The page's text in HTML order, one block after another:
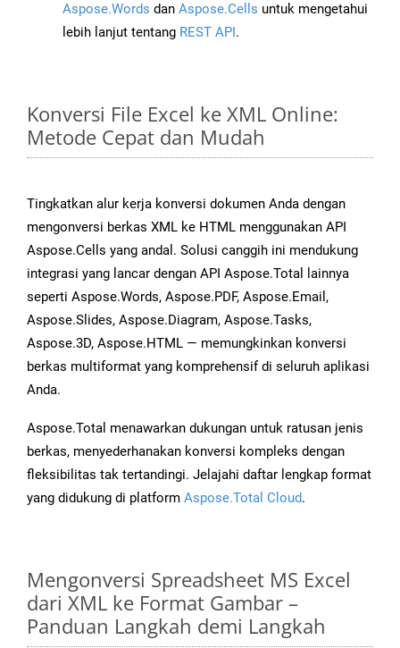
Aspose.Words dan Aspose.Cells untuk mengetahui
lebih lanjut tentang REST API.
Konversi File Excel ke XML Online:
Metode Cepat dan Mudah
Tingkatkan alur kerja konversi dokumen Anda dengan
mengonversi berkas XML ke HTML menggunakan API
Aspose.Cells yang andal. Solusi canggih ini mendukung
integrasi yang lancar dengan API Aspose.Total lainnya
seperti Aspose.Words, Aspose.PDF, Aspose.Email,
Aspose.Slides, Aspose.Diagram, Aspose.Tasks,
Aspose.3D, Aspose.HTML — memungkinkan konversi
berkas multiformat yang komprehensif di seluruh aplikasi
Anda.
Aspose.Total menawarkan dukungan untuk ratusan jenis
berkas, menyederhanakan konversi kompleks dengan
fleksibilitas tak tertandingi. Jelajahi daftar lengkap format
yang didukung di platform Aspose.Total Cloud.
Mengonversi Spreadsheet MS Excel
dari XML ke Format Gambar –
Panduan Langkah demi Langkah